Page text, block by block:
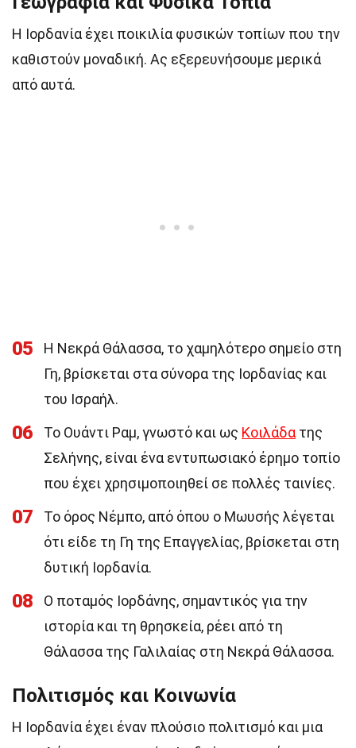
Η Ιορδανία έχει ποικιλία φυσικών τοπίων που την
καθιστούν μοναδική. Ας εξερευνήσουμε μερικά
από αυτά.
05
Η Νεκρά Θάλασσα, το χαμηλότερο σημείο στη
Γη, βρίσκεται στα σύνορα της Ιορδανίας και
του Ισραήλ.
06 Το Ουάντι Ραμ, γνωστό και ως Κοιλάδα της
Σελήνης, είναι ένα εντυπωσιακό έρημο τοπίο
που έχει χρησιμοποιηθεί σε πολλές ταινίες.
07
Το όρος Νέμπο, από όπου ο Μωυσής λέγεται
ότι είδε τη Γη της Επαγγελίας, βρίσκεται στη
δυτική Ιορδανία.
08
Ο ποταμός Ιορδάνης, σημαντικός για την
ιστορία και τη θρησκεία, ρέει από τη
Θάλασσα της Γαλιλαίας στη Νεκρά Θάλασσα.
Πολιτισμός και Κοινωνία
Η Ιορδανία έχει έναν πλούσιο πολιτισμό και μια